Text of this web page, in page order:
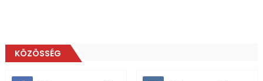
KÖZÖSSÉG